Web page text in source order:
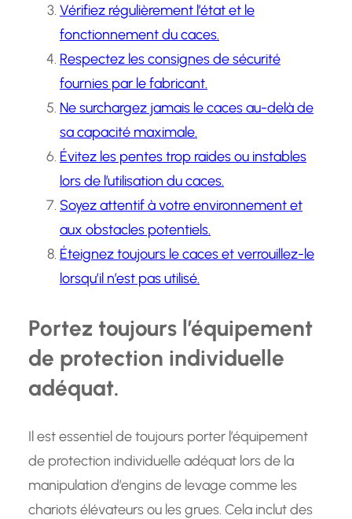
Vérifiez régulièrement l’état et le
fonctionnement du caces.
Respectez les consignes de sécurité
fournies par le fabricant.
Ne surchargez jamais le caces au-delà de
sa capacité maximale.
Évitez les pentes trop raides ou instables
lors de l’utilisation du caces.
Soyez attentif à votre environnement et
aux obstacles potentiels.
Éteignez toujours le caces et verrouillez-le
lorsqu’il n’est pas utilisé.
Portez toujours l’équipement
de protection individuelle
adéquat.
Il est essentiel de toujours porter l’équipement
de protection individuelle adéquat lors de la
manipulation d’engins de levage comme les
chariots élévateurs ou les grues. Cela inclut des